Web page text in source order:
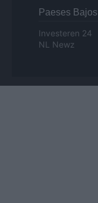
Paeses Bajos
Investeren 24
NL Newz